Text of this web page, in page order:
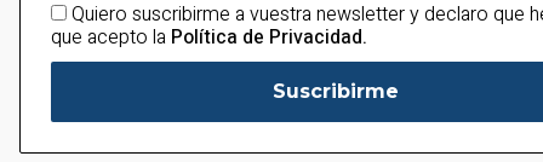
Quiero suscribirme a vuestra newsletter y declaro que
que acepto la Política de Privacidad.